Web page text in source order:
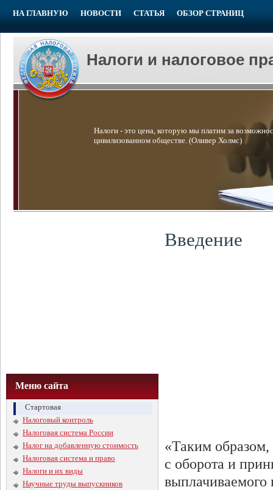
НА ГЛАВНУЮ НОВОСТИ СТАТЬЯ ОБЗОР СТРАНИЦ
Налоги и налоговое
Налоги - это цена, которую мы платим за
цивилизованном обществе. (Оливер Холмс)
Меню сайта
Стартовая
Налоговый контроль
Налоговая система России
Налог на добавленную стоимость
Налоговая система и право
Налоги и их виды
Научные труды выпускников
Введение
«Таким
с оборота и
выплачиваемого